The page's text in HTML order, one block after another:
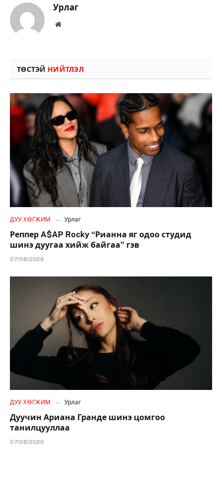
Урлаг
Вэбсайт
ТӨСТЭЙ НИЙТЛЭЛ
ДУУ ХӨГЖИМ Урлаг
Реппер A$AP Rocky “Рианна яг одоо студид
шинэ дуугаа хийж байгаа” гэв
07/08/2026
ДУУ ХӨГЖИМ Урлаг
Дуучин Ариана Гранде шинэ цомгоо
танилцууллаа
07/08/2026